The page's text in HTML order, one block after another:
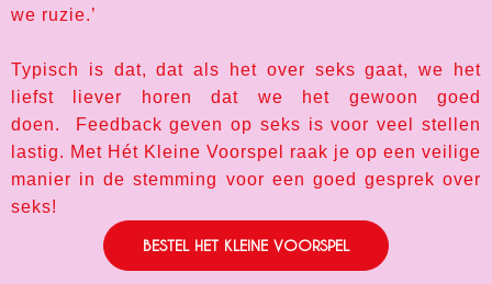
we ruzie.’
Typisch is dat, dat als het over seks gaat, we het
liefst liever horen dat we het gewoon goed
doen. Feedback geven op seks is voor veel stellen
lastig. Met Hét Kleine Voorspel raak je op een veilige
manier in de stemming voor een goed gesprek over
seks!
BESTEL HET KLEINE VOORSPEL